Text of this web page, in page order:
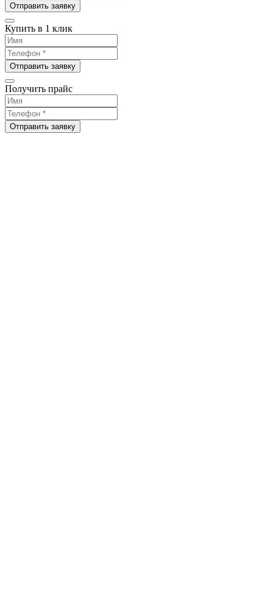
Отправить заявку
Купить в 1 клик
Отправить заявку
Получить прайс
Отправить заявку